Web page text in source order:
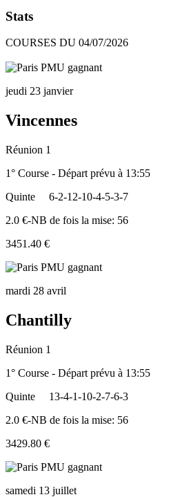
Stats
COURSES DU 04/07/2026
jeudi 23 janvier
Vincennes
Réunion 1
1° Course - Départ prévu à 13:55
Quinte
6-2-12-10-4-5-3-7
2.0 €-NB de fois la mise: 56
3451.40 €
mardi 28 avril
Chantilly
Réunion 1
1° Course - Départ prévu à 13:55
Quinte
13-4-1-10-2-7-6-3
2.0 €-NB de fois la mise: 56
3429.80 €
samedi 13 juillet